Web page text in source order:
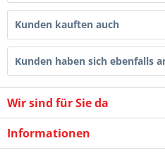
Kunden kauften auch
Kunden haben sich ebenfalls
Wir sind für Sie da
Informationen